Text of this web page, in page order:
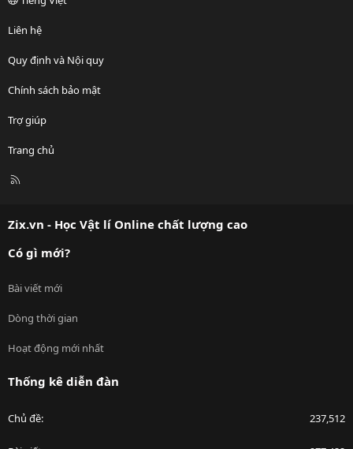
Liên hệ
Quy định và Nội quy
Chính sách bảo mật
Trợ giúp
Trang chủ
R
Zix.vn - Học Vật lí Online chất lượng cao
Có gì mới?
Bài viết mới
Dòng thời gian
Hoạt động mới nhất
Thống kê diễn đàn
Chủ đề 237,512